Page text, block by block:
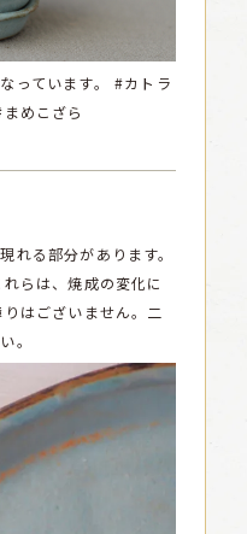
っています。
#カトラ
めこざら
れる部分があります。
れらは、焼成の変化に
はございません。二
。